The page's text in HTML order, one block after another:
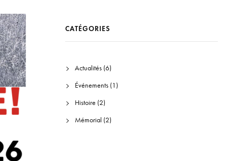
CATÉGORIES
Actualités(6)
Événements(1)
Histoire (2)
Mémorial (2)